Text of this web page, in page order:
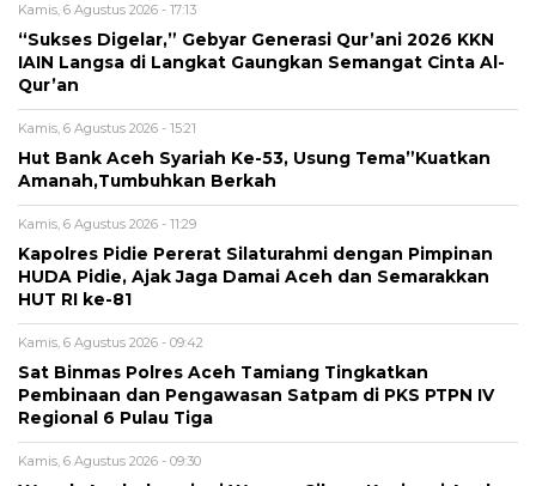
Kamis, 6 Agustus 2026 - 17:13
“Sukses Digelar,” Gebyar Generasi Qur’ani 2026 KKN
IAIN Langsa di Langkat Gaungkan Semangat Cinta Al-
Qur’an
Kamis, 6 Agustus 2026 - 15:21
Hut Bank Aceh Syariah Ke-53, Usung Tema”Kuatkan
Amanah,Tumbuhkan Berkah
Kamis, 6 Agustus 2026 - 11:29
Kapolres Pidie Pererat Silaturahmi dengan Pimpinan
HUDA Pidie, Ajak Jaga Damai Aceh dan Semarakkan
HUT RI ke-81
Kamis, 6 Agustus 2026 - 09:42
Sat Binmas Polres Aceh Tamiang Tingkatkan
Pembinaan dan Pengawasan Satpam di PKS PTPN IV
Regional 6 Pulau Tiga
Kamis, 6 Agustus 2026 - 09:30